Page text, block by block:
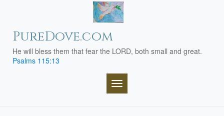
PureDove.com
He will bless them that fear the LORD, both small and great.
Psalms 115:13
TOGGLE NAVIGATION